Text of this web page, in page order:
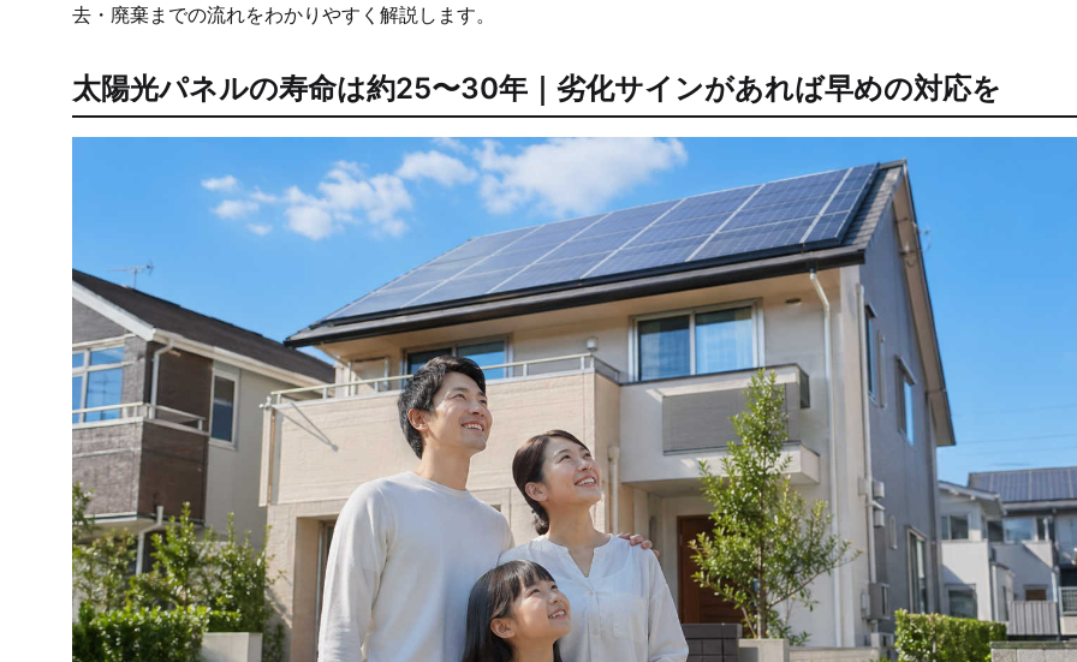
去・廃棄までの流れをわかりやすく解説します。
太陽光パネルの寿命は約25〜30年｜劣化サインがあれば早めの対応を